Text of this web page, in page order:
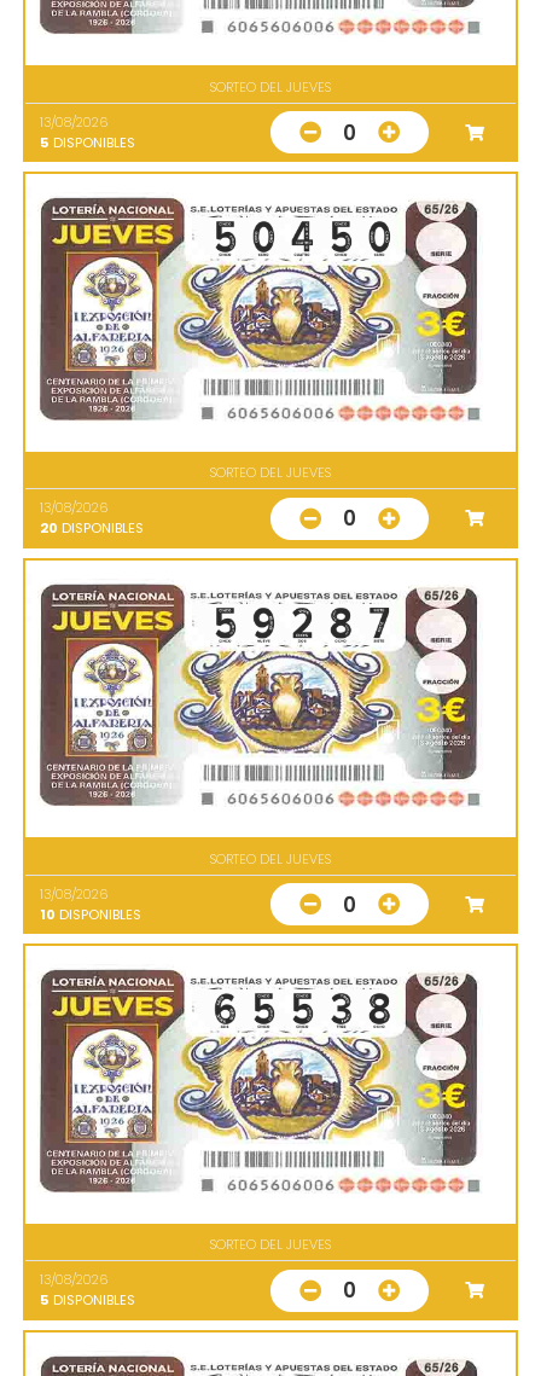
SORTEO DEL JUEVES
13/08/2026
5 DISPONIBLES 0
SORTEO DEL JUEVES
13/08/2026
20 DISPONIBLES 0
SORTEO DEL JUEVES
13/08/2026
10 DISPONIBLES 0
SORTEO DEL JUEVES
13/08/2026
5 DISPONIBLES 0